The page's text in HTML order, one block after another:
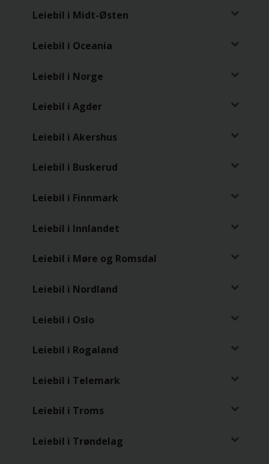
Produkter
Hjelp
Hertz
Leiebil i Midt-Østen
Leiebil i Oceania
Leiebil i Norge
Leiebil i Agder
Leiebil i Akershus
Leiebil i Buskerud
Leiebil i Finnmark
Leiebil i Innlandet
Leiebil i Møre og Romsdal
Leiebil i Nordland
Leiebil i Oslo
Leiebil i Rogaland
Leiebil i Telemark
Leiebil i Troms
Leiebil i Trøndelag